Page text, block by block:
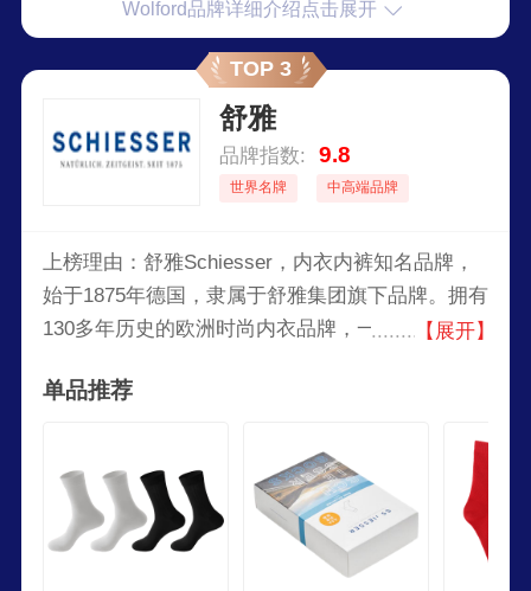
Wolford品牌详细介绍点击展开
TOP 3
舒雅
品牌指数: 9.8
世界名牌 中高端品牌
上榜理由：舒雅Schiesser，内衣内裤知名品牌，
始于1875年德国，隶属于舒雅集团旗下品牌。拥有
130多年历史的欧洲时尚内衣品牌，一个代表德国
词，集生产、销售于一体的大型服装公司。
【展开】
单品推荐